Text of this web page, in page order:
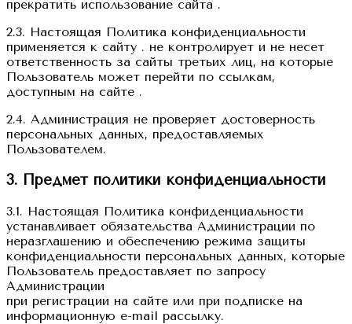
прекратить использование сайта .
2.3. Настоящая Политика конфиденциальности
применяется к сайту . не контролирует и не несет
ответственность за сайты третьих лиц, на которые
Пользователь может перейти по ссылкам,
доступным на сайте .
2.4. Администрация не проверяет достоверность
персональных данных, предоставляемых
Пользователем.
3. Предмет политики конфиденциальности
3.1. Настоящая Политика конфиденциальности
устанавливает обязательства Администрации по
неразглашению и обеспечению режима защиты
конфиденциальности персональных данных, которые
Пользователь предоставляет по запросу
Администрации
при регистрации на сайте или при подписке на
информационную e-mail рассылку.